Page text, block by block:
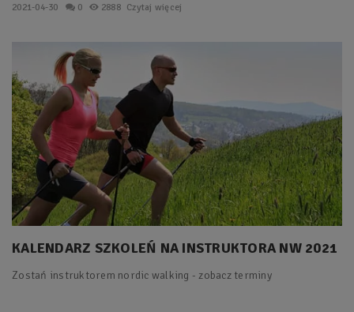
2021-04-30 0 2888 Czytaj więcej
KALENDARZ SZKOLEŃ NA INSTRUKTORA NW 2021
Zostań instruktorem nordic walking - zobacz terminy